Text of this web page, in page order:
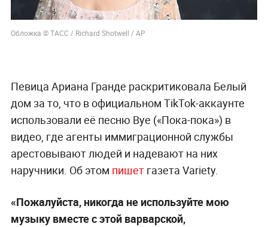
Обложка © ТАСС / Richard Shotwell / АР
Певица Ариана Гранде раскритиковала Белый
дом за то, что в официальном TikTok-аккаунте
использовали её песню Bye («Пока-пока») в
видео, где агенты иммиграционной службы
арестовывают людей и надевают на них
наручники. Об этом пишетгазета Variety.
«Пожалуйста, никогда не используйте мою
музыку вместе с этой варварской,